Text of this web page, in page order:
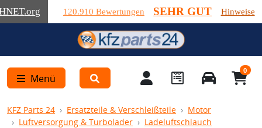
.org 120.910 Bewertungen SEHR GUT Hinweise
Menü
0
KFZ Parts 24 Ersatzteile & Verschleißteile
Motor
Luftversorgung & Turbolader
Ladeluftschlauch